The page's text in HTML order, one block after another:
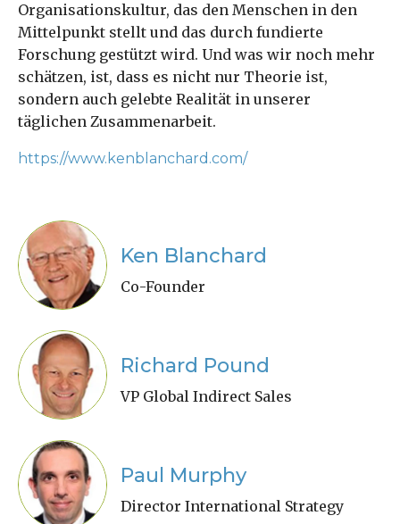
Organisationskultur, das den Menschen in den
Mittelpunkt stellt und das durch fundierte
Forschung gestützt wird. Und was wir noch mehr
schätzen, ist, dass es nicht nur Theorie ist,
sondern auch gelebte Realität in unserer
täglichen Zusammenarbeit.
https://www.kenblanchard.com/
Ken Blanchard
Co-Founder
Richard Pound
VP Global Indirect Sales
Paul Murphy
Director International Strategy